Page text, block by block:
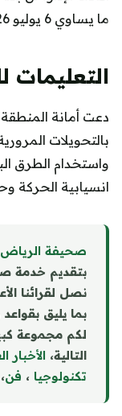
ما يساوي 6 يوليو 2026م، وفقاً للجدول الزمني المعتمد.
التعليمات
دعت أمانة المنطقة
بالتحويلات
واستخدام الطرق
انسيابية الحركة
صحيفة الرياض 24
بتقديم خدمة
نصل لقرائنا
بما يليق
لكم مجموعة
التالية، الأخبار
تكنولوجيا ، فن،